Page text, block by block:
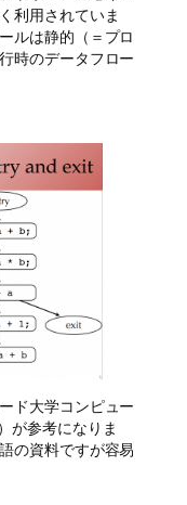
利用されていま
ルは静的（＝プロ
時のデータフロー
ド大学コンピュー
が参考になりま
の資料ですが容易